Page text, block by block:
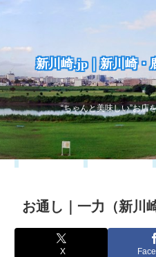
新川崎.jp｜新川崎・
“ちゃんと美味しい”お店
お通し｜一力（新川崎
X